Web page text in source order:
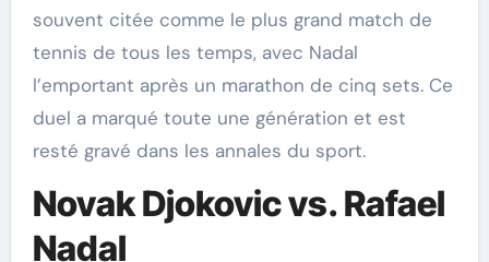
souvent citée comme le plus grand match de
tennis de tous les temps, avec Nadal
l’emportant après un marathon de cinq sets. Ce
duel a marqué toute une génération et est
resté gravé dans les annales du sport.
Novak Djokovic vs. Rafael
Nadal